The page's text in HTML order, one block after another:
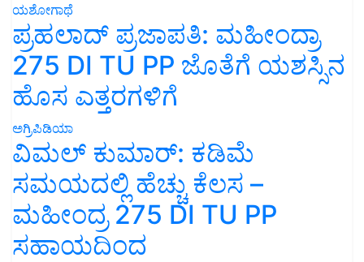
ಯಶೋಗಾಥೆ
ಪ್ರಹಲಾದ್ ಪ್ರಜಾಪತಿ: ಮಹೀಂದ್ರಾ
275 DI TU PP ಜೊತೆಗೆ ಯಶಸ್ಸಿನ
ಹೊಸ ಎತ್ತರಗಳಿಗೆ
ಅಗ್ರಿಪಿಡಿಯಾ
ವಿಮಲ್ ಕುಮಾರ್: ಕಡಿಮೆ
ಸಮಯದಲ್ಲಿ ಹೆಚ್ಚು ಕೆಲಸ –
ಮಹೀಂದ್ರ 275 DI TU PP
ಸಹಾಯದಿಂದ